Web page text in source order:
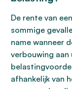
De rente van
sommige
name wanneer
verbouwing
afhankelijk van